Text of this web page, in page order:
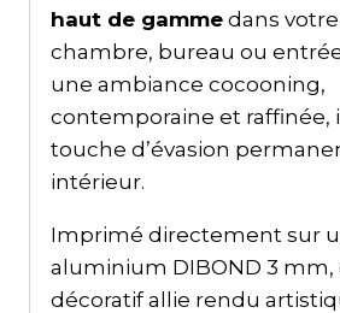
haut de gamme dans
chambre, bureau ou
une ambiance cocooning,
contemporaine et raffinée,
touche d’évasion
intérieur.
Imprimé directement sur
aluminium DIBOND 3 mm,
décoratif allie rendu